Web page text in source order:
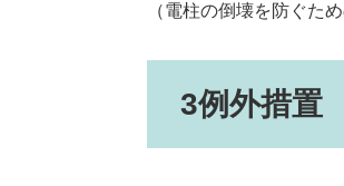
（電柱の倒壊を防ぐた
3例外措置